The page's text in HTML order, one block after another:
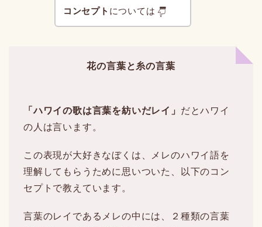
コンセプト については
花の言葉と糸の言葉
「ハワイの歌は言葉を紡いだレイ」 だとハワイ
の人は言います。
この表現が大好きなぼくは、メレのハワイ語を
理解してもらうために思いついた、以下のコン
セプトで教えています。
言葉のレイであるメレの中には、２種類の言葉